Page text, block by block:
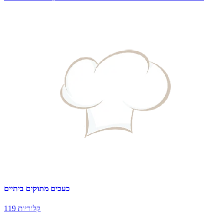
כעכים מתוקים ביתיים
119 קלוריות